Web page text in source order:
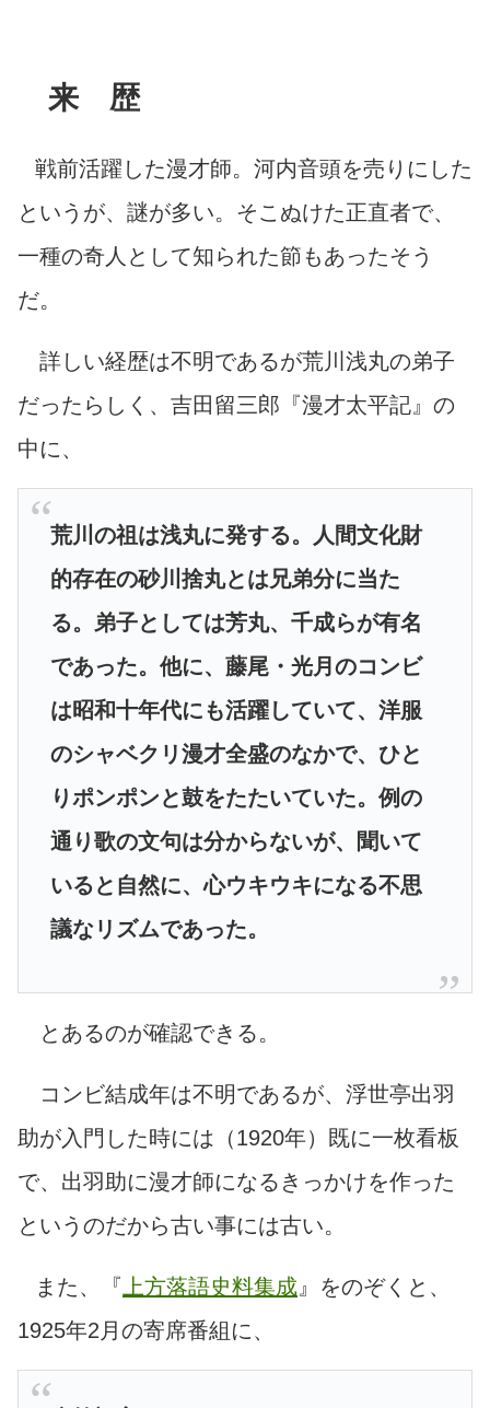
来 歴
戦前活躍した漫才師。河内音頭を売りにした
というが、謎が多い。そこぬけた正直者で、
一種の奇人として知られた節もあったそう
だ。
詳しい経歴は不明であるが荒川浅丸の弟子
だったらしく、吉田留三郎『漫才太平記』の
中に、
荒川の祖は浅丸に発する。人間文化財
的存在の砂川捨丸とは兄弟分に当た
る。弟子としては芳丸、千成らが有名
であった。他に、藤尾・光月のコンビ
は昭和十年代にも活躍していて、洋服
のシャベクリ漫才全盛のなかで、ひと
りポンポンと鼓をたたいていた。例の
通り歌の文句は分からないが、聞いて
いると自然に、心ウキウキになる不思
議なリズムであった。
とあるのが確認できる。
コンビ結成年は不明であるが、浮世亭出羽
助が入門した時には（1920年）既に一枚看板
で、出羽助に漫才師になるきっかけを作った
というのだから古い事には古い。
また、『上方落語史料集成』をのぞくと、
1925年2月の寄席番組に、